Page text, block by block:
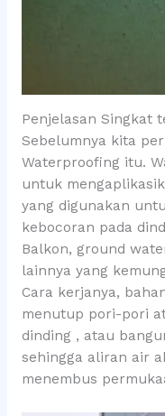
Penjelasan Singkat
Sebelumnya kita
Waterproofing itu.
untuk
yang digunakan
kebocoran pada
Balkon, ground
lainnya yang
Cara kerjanya,
menutup pori-pori
dinding , atau
sehingga aliran air
menembus